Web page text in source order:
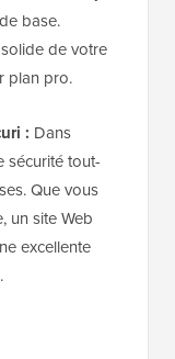
base.
de votre
plan pro.
: Dans
sécurité tout-
Que vous
un site Web
excellente